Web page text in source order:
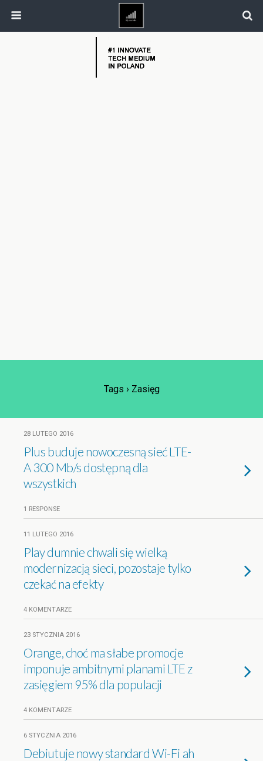
Tags › Zasięg
28 LUTEGO 2016
Plus buduje nowoczesną sieć LTE-
A 300 Mb/s dostępną dla
wszystkich
1 RESPONSE
11 LUTEGO 2016
Play dumnie chwali się wielką
modernizacją sieci, pozostaje tylko
czekać na efekty
4 KOMENTARZE
23 STYCZNIA 2016
Orange, choć ma słabe promocje
imponuje ambitnymi planami LTE z
zasięgiem 95% dla populacji
4 KOMENTARZE
6 STYCZNIA 2016
Debiutuje nowy standard Wi-Fi ah